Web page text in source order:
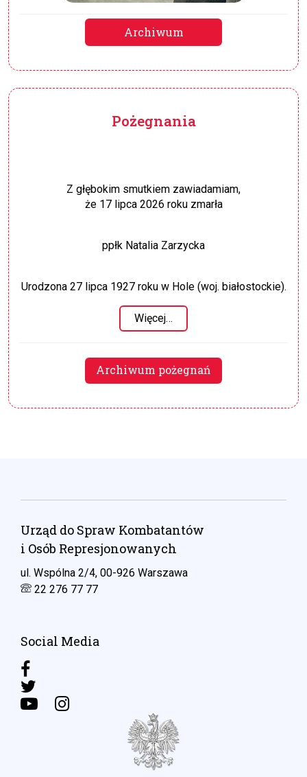
Archiwum
Pożegnania
Z głębokim smutkiem zawiadamiam,
że 17 lipca 2026 roku zmarła
ppłk Natalia Zarzycka
Urodzona 27 lipca 1927 roku w Hole (woj. białostockie).
Więcej…
Archiwum pożegnań
Urząd do Spraw Kombatantów
i Osób Represjonowanych
ul. Wspólna 2/4, 00-926 Warszawa
22 276 77 77
Social Media